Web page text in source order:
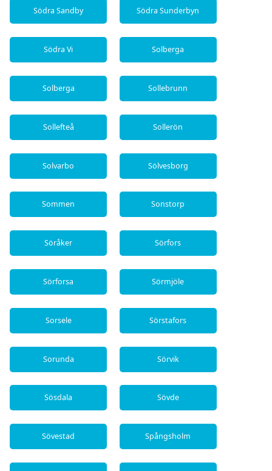
Södra Sandby Södra Sunderbyn
Södra Vi Solberga
Solberga Sollebrunn
Sollefteå Sollerön
Solvarbo Sölvesborg
Sommen Sonstorp
Söråker Sörfors
Sörforsa Sörmjöle
Sorsele Sörstafors
Sorunda Sörvik
Sösdala Sövde
Sövestad Spångsholm